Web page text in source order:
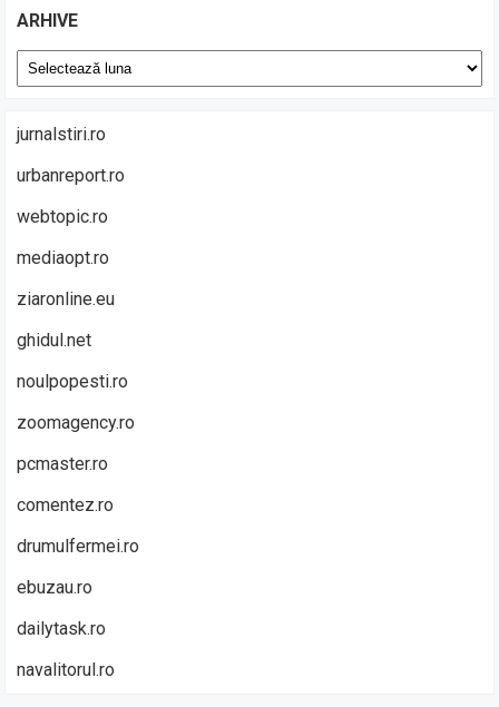
ARHIVE
Arhive
jurnalstiri.ro
urbanreport.ro
webtopic.ro
mediaopt.ro
ziaronline.eu
ghidul.net
noulpopesti.ro
zoomagency.ro
pcmaster.ro
comentez.ro
drumulfermei.ro
ebuzau.ro
dailytask.ro
navalitorul.ro